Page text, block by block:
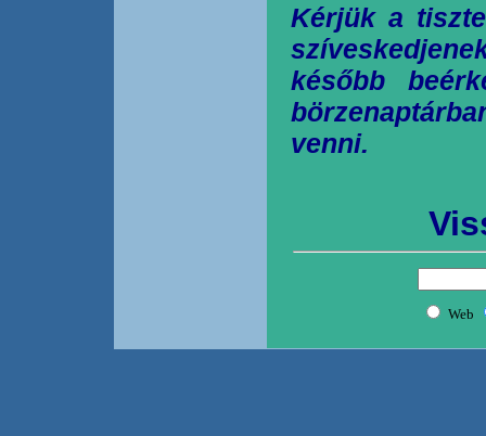
Kérjük a
később
venni.